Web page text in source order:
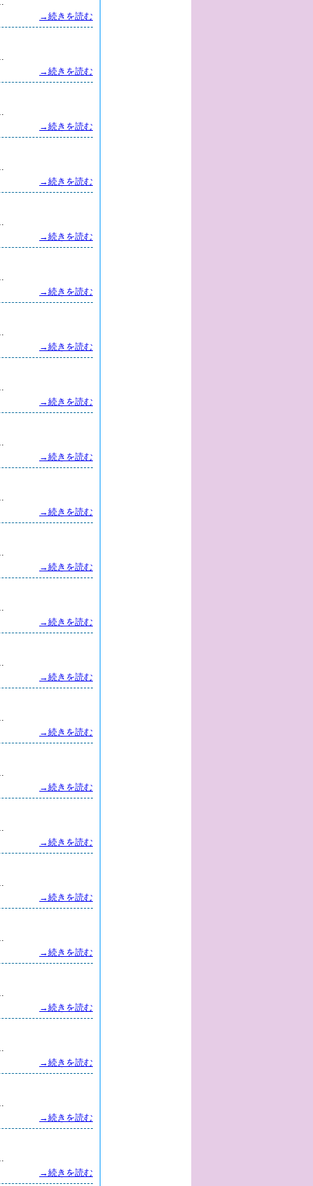
→続きを読む
→続きを読む
→続きを読む
→続きを読む
→続きを読む
→続きを読む
→続きを読む
→続きを読む
→続きを読む
→続きを読む
→続きを読む
→続きを読む
→続きを読む
→続きを読む
→続きを読む
→続きを読む
→続きを読む
→続きを読む
→続きを読む
→続きを読む
→続きを読む
→続きを読む